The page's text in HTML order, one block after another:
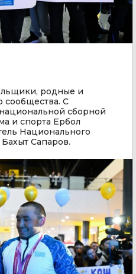
родные и
сообщества. С
сборной
и спорта Ербол
Национального
Сапаров.